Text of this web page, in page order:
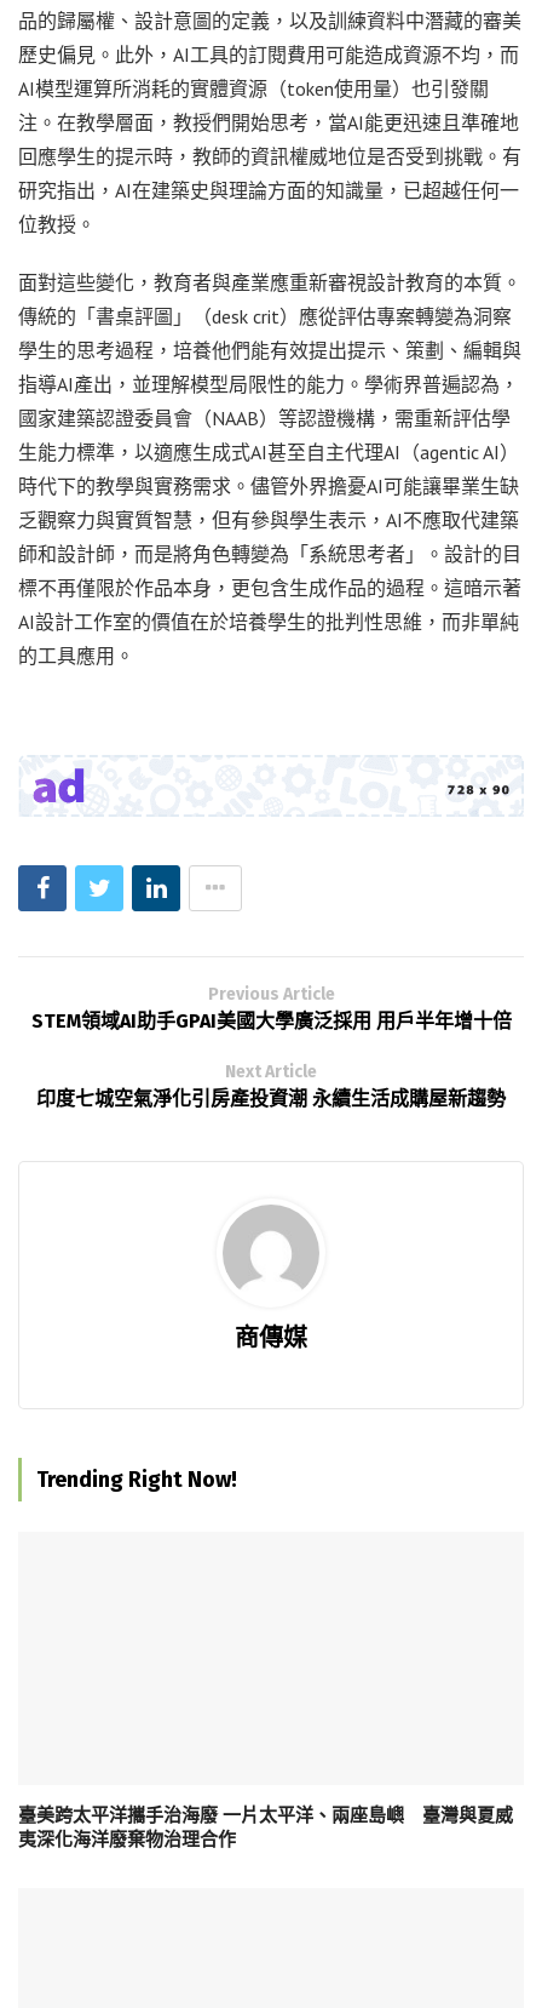
品的歸屬權、設計意圖的定義，以及訓練資料中潛藏的審美
歷史偏見。此外，AI工具的訂閱費用可能造成資源不均，而
AI模型運算所消耗的實體資源（token使用量）也引發關
注。在教學層面，教授們開始思考，當AI能更迅速且準確地
回應學生的提示時，教師的資訊權威地位是否受到挑戰。有
研究指出，AI在建築史與理論方面的知識量，已超越任何一
位教授。
面對這些變化，教育者與產業應重新審視設計教育的本質。
傳統的「書桌評圖」（desk crit）應從評估專案轉變為洞察
學生的思考過程，培養他們能有效提出提示、策劃、編輯與
指導AI產出，並理解模型局限性的能力。學術界普遍認為，
國家建築認證委員會（NAAB）等認證機構，需重新評估學
生能力標準，以適應生成式AI甚至自主代理AI（agentic AI）
時代下的教學與實務需求。儘管外界擔憂AI可能讓畢業生缺
乏觀察力與實質智慧，但有參與學生表示，AI不應取代建築
師和設計師，而是將角色轉變為「系統思考者」。設計的目
標不再僅限於作品本身，更包含生成作品的過程。這暗示著
AI設計工作室的價值在於培養學生的批判性思維，而非單純
的工具應用。
Previous Article
STEM領域AI助手GPAI美國大學廣泛採用 用戶半年增十倍
Next Article
印度七城空氣淨化引房產投資潮 永續生活成購屋新趨勢
商傳媒
Trending Right Now!
臺美跨太平洋攜手治海廢 一片太平洋、兩座島嶼 臺灣與夏威
夷深化海洋廢棄物治理合作